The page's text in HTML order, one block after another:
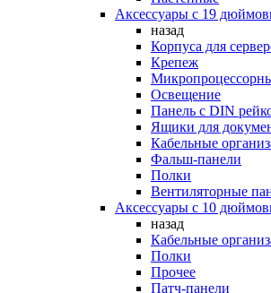
Аксессуары с 19
назад
Корпуса для
Крепеж
Освещение
Панель с DIN
Ящики для
Кабельные
Фальш-панели
Полки
Вентиляторные
Аксессуары с 10
назад
Кабельные
Полки
Прочее
Патч-панели